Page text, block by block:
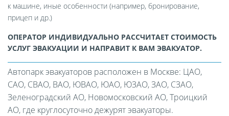
к машине, иные особенности (например, бронирование,
прицеп и др.)
ОПЕРАТОР ИНДИВИДУАЛЬНО РАССЧИТАЕТ СТОИМОСТЬ
УСЛУГ ЭВАКУАЦИИ И НАПРАВИТ К ВАМ ЭВАКУАТОР.
Автопарк эвакуаторов расположен в Москве: ЦАО,
САО, СВАО, ВАО, ЮВАО, ЮАО, ЮЗАО, ЗАО, СЗАО,
Зеленоградский АО, Новомосковский АО, Троицкий
АО, где круглосуточно дежурят эвакуаторы.